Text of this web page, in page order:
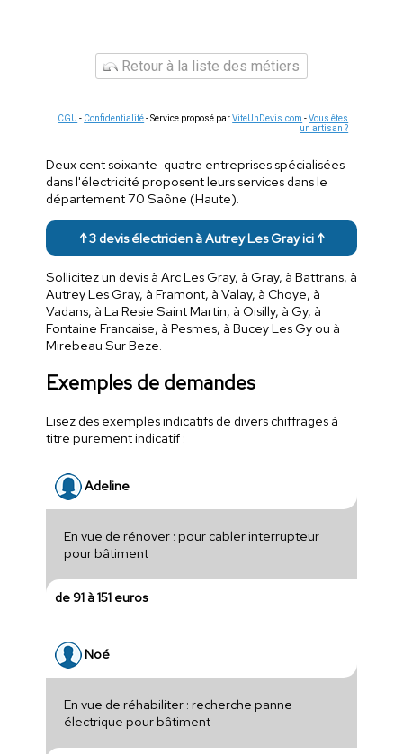
Retour à la liste des métiers
CGU - Confidentialité- Service proposé parViteUnDevis.com -Vous êtes
un artisan ?
Deux cent soixante-quatre entreprises spécialisées
dans l'électricité proposent leurs services dans le
département 70 Saône (Haute).
↑ 3 devis électricien à Autrey Les Gray ici ↑
Sollicitez un devis à Arc Les Gray, à Gray, à Battrans, à
Autrey Les Gray, à Framont, à Valay, à Choye, à
Vadans, à La Resie Saint Martin, à Oisilly, à Gy, à
Fontaine Francaise, à Pesmes, à Bucey Les Gy ou à
Mirebeau Sur Beze.
Exemples de demandes
Lisez des exemples indicatifs de divers chiffrages à
titre purement indicatif :
Adeline
En vue de rénover : pour cabler interrupteur
pour bâtiment
de 91 à 151 euros
Noé
En vue de réhabiliter : recherche panne
électrique pour bâtiment